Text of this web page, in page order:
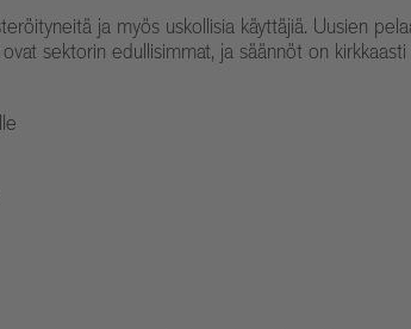
ja myös uskollisia käyttäjiä. Uusien
sektorin edullisimmat, ja säännöt on